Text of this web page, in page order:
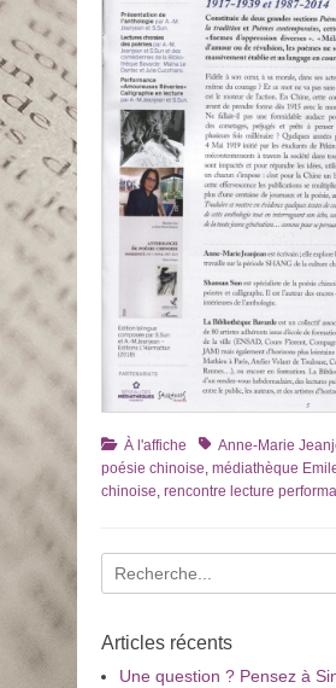
Catégories
À l'affiche TagsAnne-Marie
poésie chinoise, médiathèque
chinoise, rencontre lecture
Recherche
pour
Articles récents
Une question ? Pensez à